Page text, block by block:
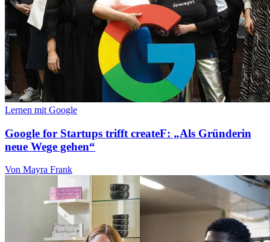
Lernen mit Google
Google for Startups trifft createF: „Als Gründerin
neue Wege gehen“
Von Mayra Frank